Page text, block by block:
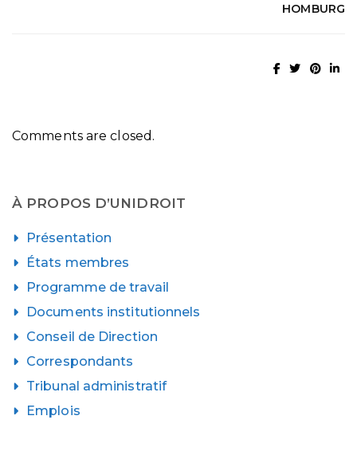
HOMBURG
Comments are closed.
À PROPOS D’UNIDROIT
Présentation
États membres
Programme de travail
Documents institutionnels
Conseil de Direction
Correspondants
Tribunal administratif
Emplois